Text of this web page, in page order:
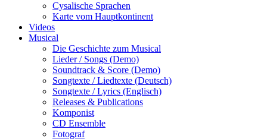
Cysalische Sprachen
Karte vom Hauptkontinent
Videos
Musical
Die Geschichte zum Musical
Lieder / Songs (Demo)
Soundtrack & Score (Demo)
Songtexte / Liedtexte (Deutsch)
Songtexte / Lyrics (Englisch)
Releases & Publications
Komponist
CD Ensemble
Fotograf